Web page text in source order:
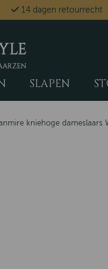
14 dagen retourrecht
SLAPEN
kniehoge dameslaars